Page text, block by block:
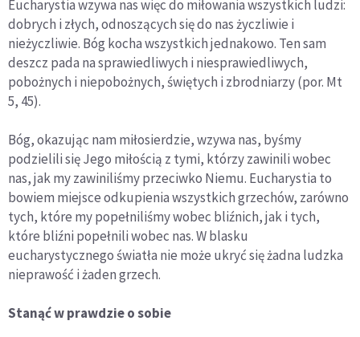
Eucharystia wzywa nas więc do miłowania wszystkich ludzi:
dobrych i złych, odnoszących się do nas życzliwie i
nieżyczliwie. Bóg kocha wszystkich jednakowo. Ten sam
deszcz pada na sprawiedliwych i niesprawiedliwych,
pobożnych i niepobożnych, świętych i zbrodniarzy (por. Mt
5, 45).
Bóg, okazując nam miłosierdzie, wzywa nas, byśmy
podzielili się Jego miłością z tymi, którzy zawinili wobec
nas, jak my zawiniliśmy przeciwko Niemu. Eucharystia to
bowiem miejsce odkupienia wszystkich grzechów, zarówno
tych, które my popełniliśmy wobec bliźnich, jak i tych,
które bliźni popełnili wobec nas. W blasku
eucharystycznego światła nie może ukryć się żadna ludzka
nieprawość i żaden grzech.
Stanąć w prawdzie o sobie